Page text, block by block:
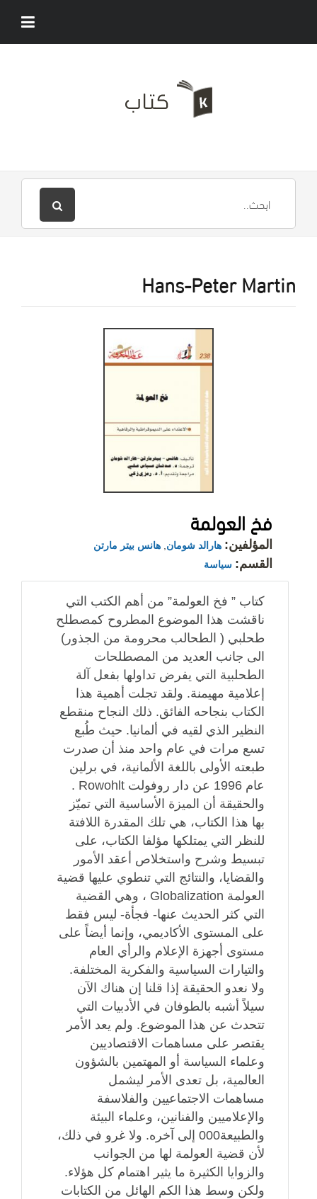
Hans-Peter Martin
فخ العولمة
المؤلفين: هارالد شومان هانس بيتر مارتن
القسم: سياسة
كتاب ” فخ العولمة” من أهم الكتب التي
ناقشت هذا الموضوع المطروح كمصطلح
طحلبي ( الطحالب محرومة من الجذور)
الى جانب العديد من المصطلحات
الطحلبية التي يفرض تداولها بفعل آلة
إعلامية مهيمنة. ولقد تجلت أهمية هذا
الكتاب بنجاحه الفائق. ذلك النجاح منقطع
النظير الذي لقيه في ألمانيا. حيث طُبع
تسع مرات في عام واحد منذ أن صدرت
طبعته الأولى باللغة الألمانية، في برلين
عام 1996 عن دار روفولت Rowohlt .
والحقيقة أن الميزة الأساسية التي تميّز
بها هذا الكتاب، هي تلك المقدرة اللافتة
للنظر التي يمتلكها مؤلفا الكتاب، على
تبسيط وشرح واستخلاص أعقد الأمور
والقضايا، والنتائج التي تنطوي عليها قضية
العولمة Globalization ، وهي القضية
التي كثر الحديث عنها- فجأة- ليس فقط
على المستوى الأكاديمي، وإنما أيضاً على
مستوى أجهزة الإعلام والرأي العام
والتيارات السياسية والفكرية المختلفة.
ولا نعدو الحقيقة إذا قلنا إن هناك الآن
سيلاً أشبه بالطوفان في الأدبيات التي
تتحدث عن هذا الموضوع. ولم يعد الأمر
يقتصر على مساهمات الاقتصاديين
وعلماء السياسة أو المهتمين بالشؤون
العالمية، بل تعدى الأمر ليشمل
مساهمات الاجتماعيين والفلاسفة
والإعلاميين والفنانين، وعلماء البيئة
والطبيعة000 إلى آخره. ولا غرو في ذلك،
لأن قضية العولمة لها من الجوانب
والزوايا الكثيرة ما يثير اهتمام كل هؤلاء.
ولكن وسط هذا الكم الهائل من الكتابات